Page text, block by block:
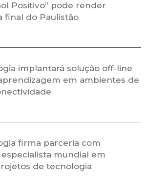
Positivo” pode render
final do Paulistão
implantará solução off-line
em ambientes de
firma parceria com
especialista mundial em
de tecnologia